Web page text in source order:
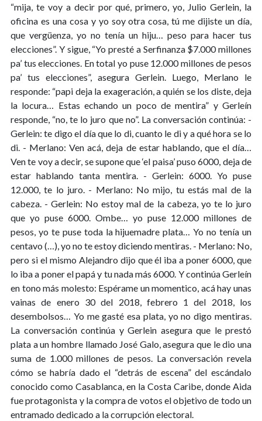
“mija, te voy a decir por qué, primero, yo, Julio Gerlein, la
oficina es una cosa y yo soy otra cosa, tú me dijiste un día,
que vergüenza, yo no tenía un hiju… peso para hacer tus
elecciones”. Y sigue, “Yo presté a Serfinanza $7.000 millones
pa’ tus elecciones. En total yo puse 12.000 millones de pesos
pa’ tus elecciones”, asegura Gerlein. Luego, Merlano le
responde: “papi deja la exageración, a quién se los diste, deja
la locura… Estas echando un poco de mentira” y Gerleín
responde, “no, te lo juro que no”. La conversación continúa: -
Gerlein: te digo el día que lo di, cuanto le di y a qué hora se lo
di. - Merlano: Ven acá, deja de estar hablando, que el día…
Ven te voy a decir, se supone que ‘el paisa’ puso 6000, deja de
estar hablando tanta mentira. - Gerlein: 6000. Yo puse
12.000, te lo juro. - Merlano: No mijo, tu estás mal de la
cabeza. - Gerlein: No estoy mal de la cabeza, yo te lo juro
que yo puse 6000. Ombe… yo puse 12.000 millones de
pesos, yo te puse toda la hijuemadre plata… Yo no tenía un
centavo (…), yo no te estoy diciendo mentiras. - Merlano: No,
pero si el mismo Alejandro dijo que él iba a poner 6000, que
lo iba a poner el papá y tu nada más 6000. Y continúa Gerleín
en tono más molesto: Espérame un momentico, acá hay unas
vainas de enero 30 del 2018, febrero 1 del 2018, los
desembolsos… Yo me gasté esa plata, yo no digo mentiras.
La conversación continúa y Gerlein asegura que le prestó
plata a un hombre llamado José Galo, asegura que le dio una
suma de 1.000 millones de pesos. La conversación revela
cómo se habría dado el “detrás de escena” del escándalo
conocido como Casablanca, en la Costa Caribe, donde Aida
fue protagonista y la compra de votos el objetivo de todo un
entramado dedicado a la corrupción electoral.